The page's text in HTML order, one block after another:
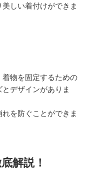
しい着付けができま
物を固定するための
デザインがありま
を防ぐことができま
解説！